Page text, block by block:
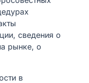
сведения о
рынке, о
в